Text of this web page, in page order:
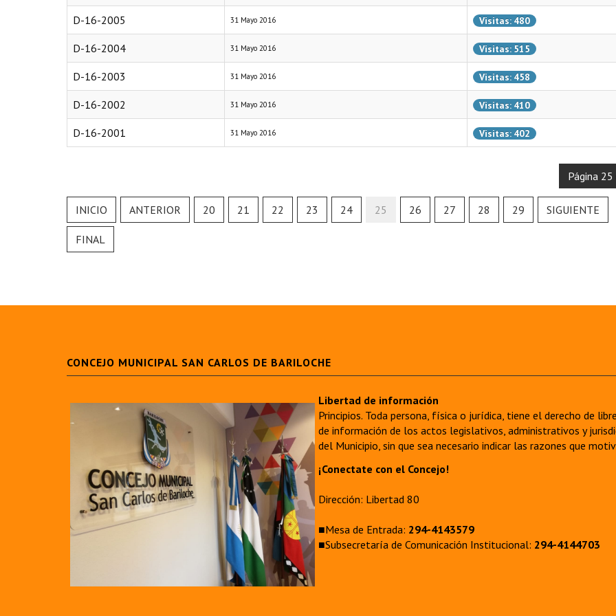
D-16-2005 31 Mayo 2016 Visitas: 480
D-16-2004 31 Mayo 2016 Visitas: 515
D-16-2003 31 Mayo 2016 Visitas: 458
D-16-2002 31 Mayo 2016 Visitas: 410
D-16-2001 31 Mayo 2016 Visitas: 402
Página 25
INICIO ANTERIOR 20 21 22 23 24 25 26 27 28 29 SIGUIENTE
FINAL
CONCEJO MUNICIPAL SAN CARLOS DE BARILOCHE
Libertad de información
Principios. Toda persona, física o jurídica, tiene el derecho de
de información de los actos legislativos, administrativos y
del Municipio, sin que sea necesario indicar las razones que
¡Conectate con el Concejo!
Dirección: Libertad 80
■Mesa de Entrada: 294-4143579
■Subsecretaría de Comunicación Institucional: 294-4144703